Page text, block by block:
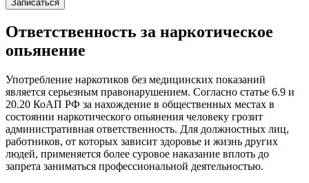
Записаться
Ответственность за наркотическое
опьянение
Употребление наркотиков без медицинских показаний
является серьезным правонарушением. Согласно статье 6.9 и
20.20 КоАП РФ за нахождение в общественных местах в
состоянии наркотического опьянения человеку грозит
административная ответственность. Для должностных лиц,
работников, от которых зависит здоровье и жизнь других
людей, применяется более суровое наказание вплоть до
запрета заниматься профессиональной деятельностью.